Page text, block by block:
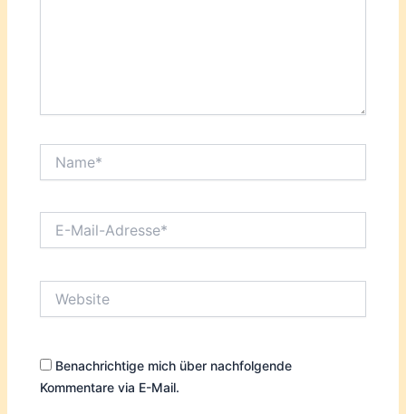
Mail-
Benachrichtige mich über nachfolgende
Kommentare via E-Mail.